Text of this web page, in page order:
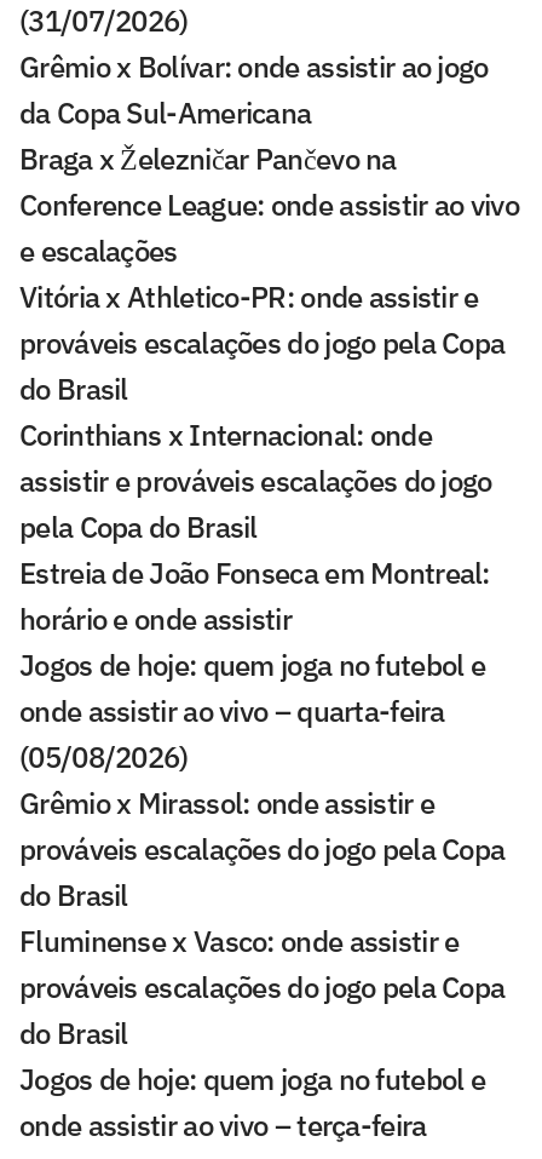
(31/07/2026)
Grêmio x Bolívar: onde assistir ao jogo
da Copa Sul-Americana
Braga x Železničar Pančevo na
Conference League: onde assistir ao vivo
e escalações
Vitória x Athletico-PR: onde assistir e
prováveis escalações do jogo pela Copa
do Brasil
Corinthians x Internacional: onde
assistir e prováveis escalações do jogo
pela Copa do Brasil
Estreia de João Fonseca em Montreal:
horário e onde assistir
Jogos de hoje: quem joga no futebol e
onde assistir ao vivo – quarta-feira
(05/08/2026)
Grêmio x Mirassol: onde assistir e
prováveis escalações do jogo pela Copa
do Brasil
Fluminense x Vasco: onde assistir e
prováveis escalações do jogo pela Copa
do Brasil
Jogos de hoje: quem joga no futebol e
onde assistir ao vivo – terça-feira